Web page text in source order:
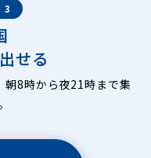
3
せる
朝8時から夜21時まで集